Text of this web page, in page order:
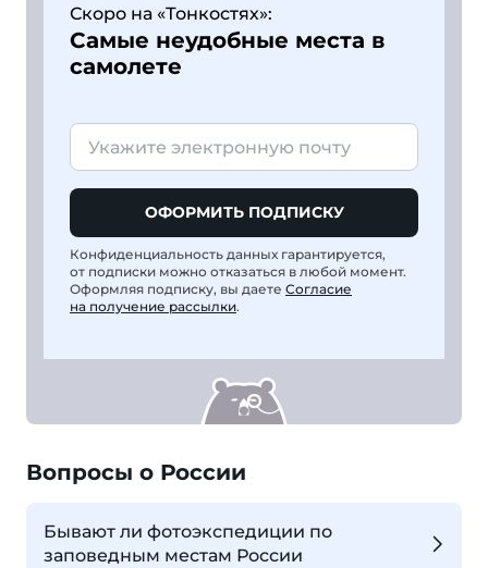
Скоро на «Тонкостях»:
Самые неудобные места в
самолете
ОФОРМИТЬ ПОДПИСКУ
Конфиденциальность данных гарантируется,
от подписки можно отказаться в любой момент.
Оформляя подписку, вы даете Согласие
на получение рассылки.
Вопросы о России
Бывают ли фотоэкспедиции по
заповедным местам России